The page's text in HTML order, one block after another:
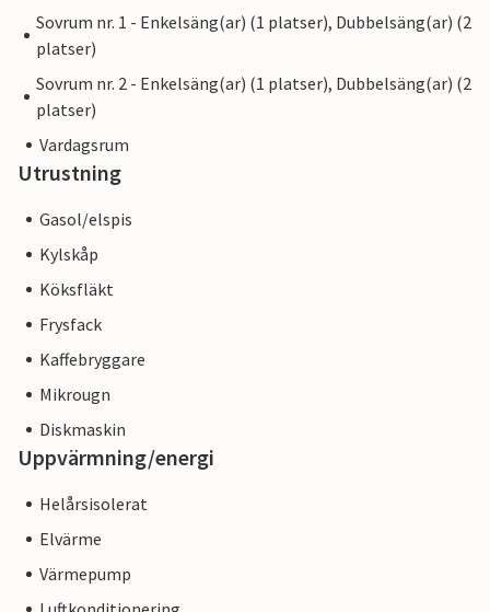
Sovrum nr. 1 - Enkelsäng(ar) (1 platser), Dubbelsäng(ar) (2
platser)
Sovrum nr. 2 - Enkelsäng(ar) (1 platser), Dubbelsäng(ar) (2
platser)
Vardagsrum
Utrustning
Gasol/elspis
Kylskåp
Köksfläkt
Frysfack
Kaffebryggare
Mikrougn
Diskmaskin
Uppvärmning/energi
Helårsisolerat
Elvärme
Värmepump